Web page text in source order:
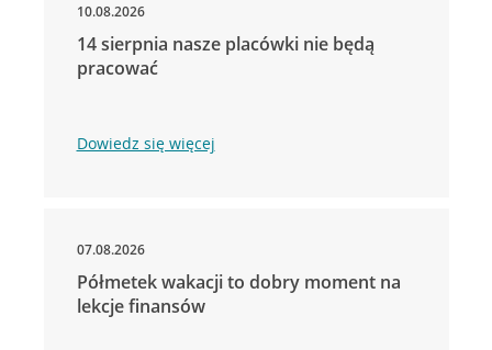
10.08.2026
14 sierpnia nasze placówki nie będą
pracować
Dowiedz się więcej
07.08.2026
Półmetek wakacji to dobry moment na
lekcje finansów